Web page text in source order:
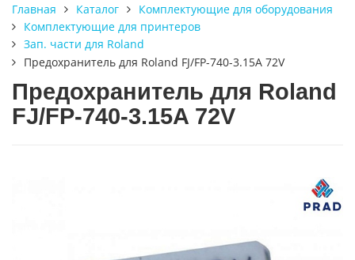
Главная Каталог
Комплектующие для оборудования
Комплектующие для принтеров
Зап. части для Roland
Предохранитель для Roland FJ/FP-740-3.15A 72V
Предохранитель для Roland
FJ/FP-740-3.15A 72V